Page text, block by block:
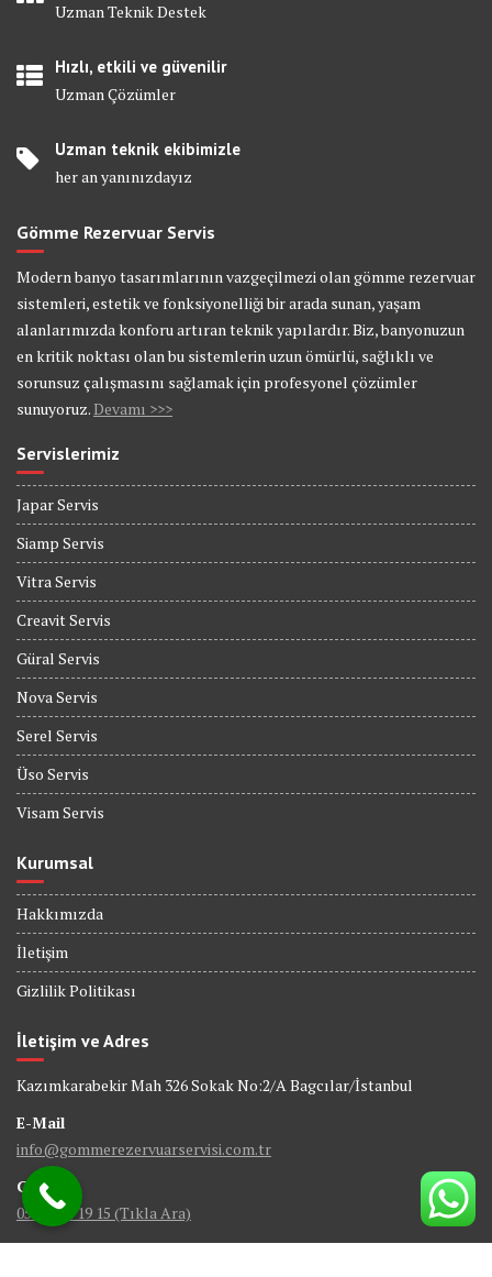
Uzman Teknik Destek
Hızlı, etkili ve güvenilir
Uzman Çözümler
Uzman teknik ekibimizle
her an yanınızdayız
Gömme Rezervuar Servis
Modern banyo tasarımlarının vazgeçilmezi olan gömme rezervuar
sistemleri, estetik ve fonksiyonelliği bir arada sunan, yaşam
alanlarımızda konforu artıran teknik yapılardır. Biz, banyonuzun
en kritik noktası olan bu sistemlerin uzun ömürlü, sağlıklı ve
sorunsuz çalışmasını sağlamak için profesyonel çözümler
sunuyoruz.Devamı >>>
Servislerimiz
Japar Servis
Siamp Servis
Vitra Servis
Creavit Servis
Güral Servis
Nova Servis
Serel Servis
Üso Servis
Visam Servis
Kurumsal
Hakkımızda
İletişim
Gizlilik Politikası
İletişim ve Adres
Kazımkarabekir Mah 326 Sokak No:2/A Bagcılar/İstanbul
E-Mail
info@gommerezervuarservisi.com.tr
GSM
0538 402 19 15 (Tıkla Ara)